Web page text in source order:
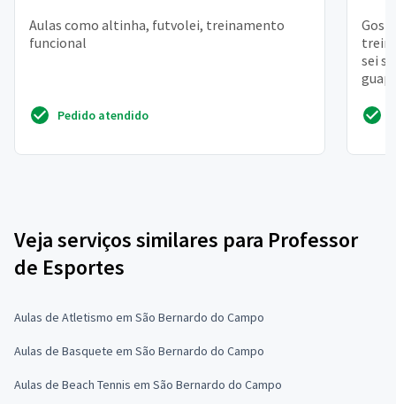
Aulas como altinha, futvolei, treinamento
funcional
Pedido atendido
sei
Veja serviços similares para Professor
de Esportes
Aulas de Atletismo em São Bernardo do Campo
Aulas de Basquete em São Bernardo do Campo
Aulas de Beach Tennis em São Bernardo do Campo